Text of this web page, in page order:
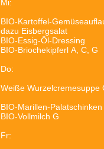
Mi:
BIO-Kartoffel-
dazu Eisbergsalat
BIO-Essig-Öl-Dressing
BIO-Briochekipferl A, C, G
Do:
Weiße Wurzelcremesuppe
BIO-Marillen-Palatschinken
BIO-Vollmilch G
Fr: